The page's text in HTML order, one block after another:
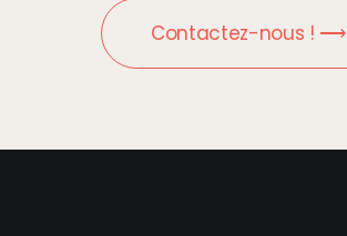
Contactez-nous ! ⟶